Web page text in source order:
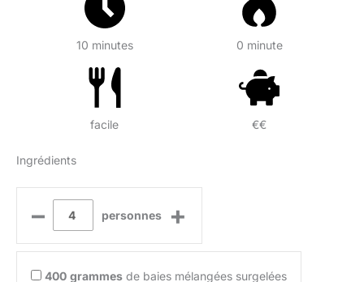
10 minutes 0 minute
facile €€
Ingrédients
– personnes +
400 grammes de baies mélangées surgelées